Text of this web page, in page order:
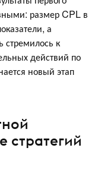
размер CPL в
а
стремилось к
действий по
новый этап
стратегий